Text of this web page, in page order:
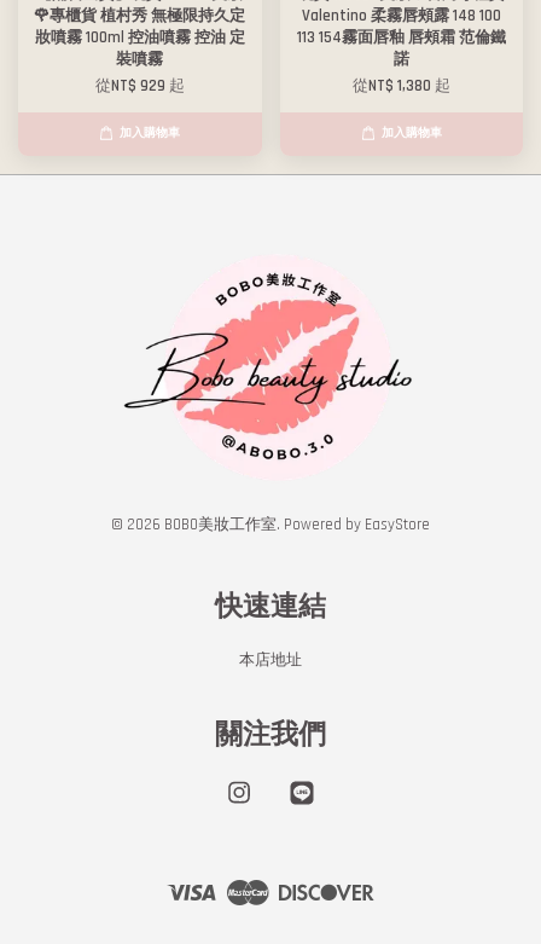
🌹專櫃貨 植村秀 無極限持久定
妝噴霧 100ml 控油噴霧 控油 定
裝噴霧
從NT$ 929 起
加入購物車
Valentino 柔霧唇頰露 148 100
113 154霧面唇釉 唇頰霜 范倫鐵
諾
從NT$ 1,380 起
加入購物車
© 2026 BOBO美妝工作室. Powered by EasyStore
快速連結
本店地址
關注我們
Instagram
Visa Master